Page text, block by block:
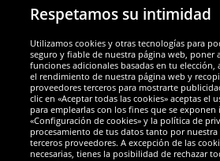
Socios y seguridad
Galardones
Respetamos su intimidad
Utilizamos cookies y otras tecnologías para
seguro y fiable de nuestra página web, poner
funciones adicionales basadas en tu elección,
el rendimiento de nuestra página web y
proveedores terceros para mostrarte
clic en «Aceptar todas las cookies» aceptas el
para emplearlas con los fines que se
«Configuración de cookies» y la política de
procesamiento de tus datos tanto por
terceros proveedores. A excepción de las
necesarias, tienes la posibilidad de rechazar